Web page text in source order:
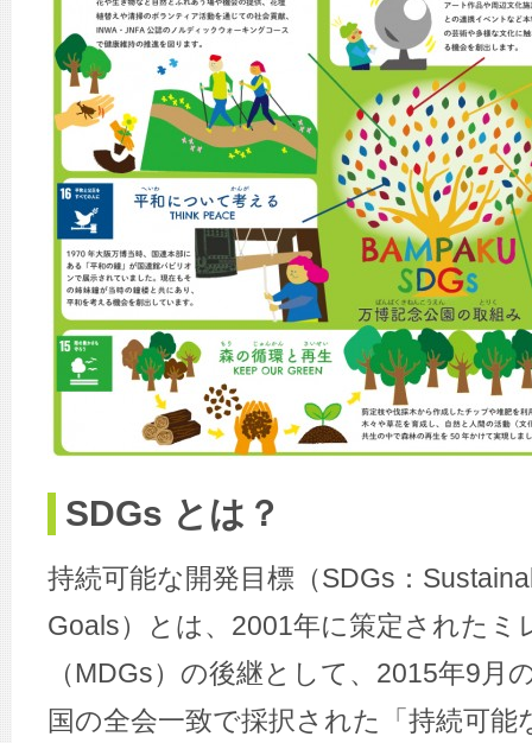
SDGs とは？
持続可能な開発目標（SDGs：
Goals）とは、2001年に策定されたミ
（MDGs）の後継として、2015年9月
国の全会一致で採択された「持続可